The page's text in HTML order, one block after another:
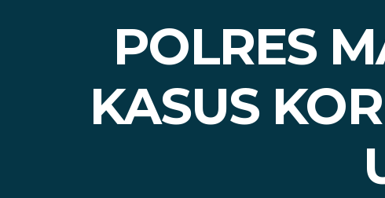
POLRES
KASUS